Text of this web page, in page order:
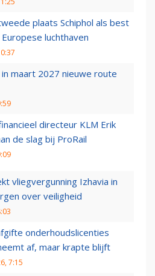
plaats Schiphol als best
luchthaven
maart 2027 nieuwe route
directeur KLM Erik
de slag bij ProRail
vliegvergunning Izhavia in
over veiligheid
onderhoudslicenties
af, maar krapte blijft
7:15